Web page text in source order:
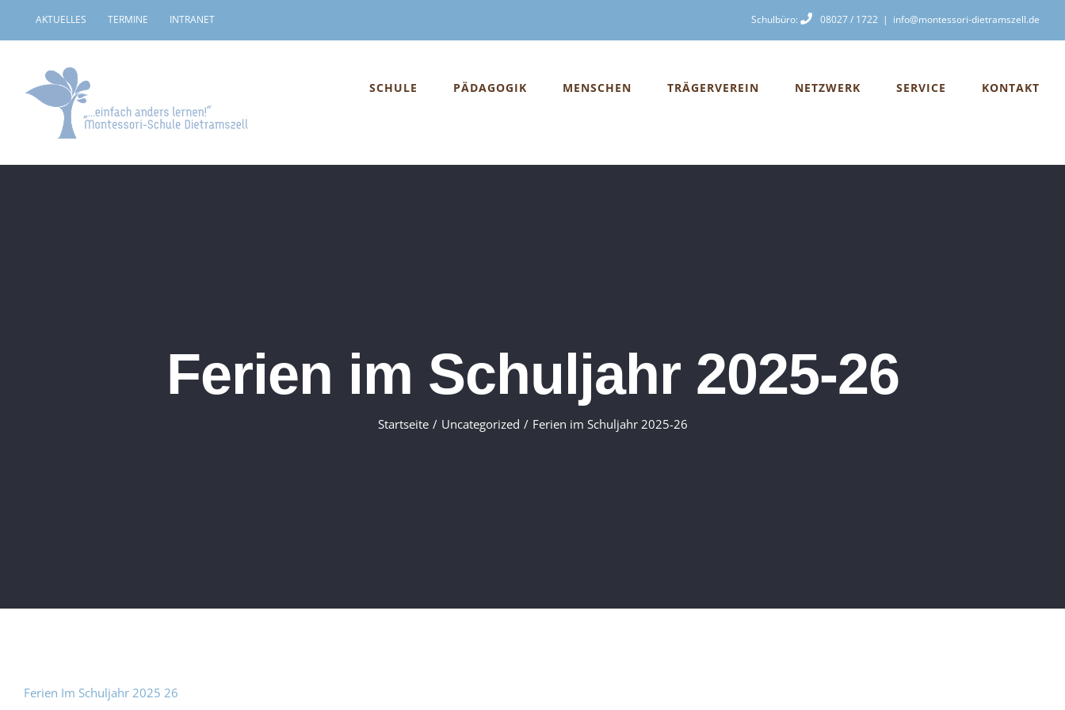
Inhalt
AKTUELLES TERMINE INTRANET Schulbüro: 08027 / 1722 | info@montessori-dietramszell.de
SCHULE PÄDAGOGIK MENSCHEN TRÄGERVEREIN NETZWERK SERVICE KONTAKT
Ferien im Schuljahr 2025-26
Startseite Uncategorized Ferien im Schuljahr 2025-26
Ferien Im Schuljahr 2025 26